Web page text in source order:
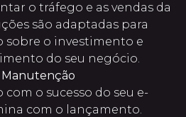
o tráfego e as vendas da
são adaptadas para
sobre o investimento e
do seu negócio.
Manutenção
o sucesso do seu e-
com o lançamento.